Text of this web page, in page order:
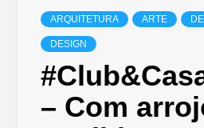
ARQUITETURA ARTE
DESIGN
– Com